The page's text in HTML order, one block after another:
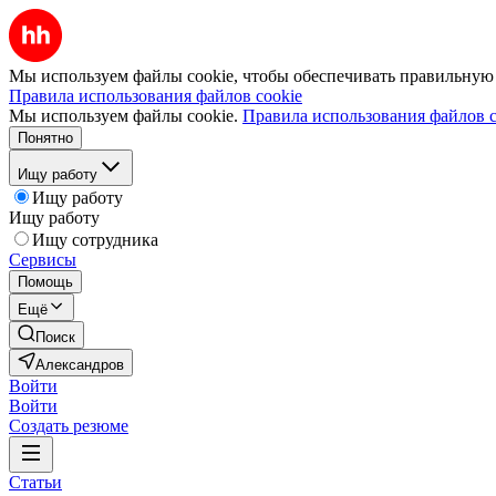
Мы используем файлы cookie, чтобы обеспечивать правильную
Правила использования файлов cookie
Мы используем файлы cookie. Правила использования файлов
Понятно
Ищу работу
Ищу работу
Ищу работу
Ищу сотрудника
Сервисы
Помощь
Ещё
Поиск
Александров
Войти
Войти
Создать резюме
Статьи